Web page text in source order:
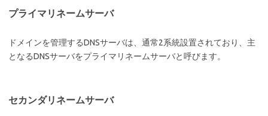
プライマリネームサーバ
ドメインを管理するDNSサーバは、通常2系統設置されており、主
となるDNSサーバをプライマリネームサーバと呼びます。
セカンダリネームサーバ